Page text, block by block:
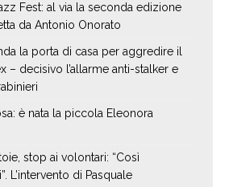
Fest: al via la seconda edizione
da Antonio Onorato
la porta di casa per aggredire il
– decisivo l’allarme anti-stalker e
è nata la piccola Eleonora
stop ai volontari: “Così
L’intervento di Pasquale